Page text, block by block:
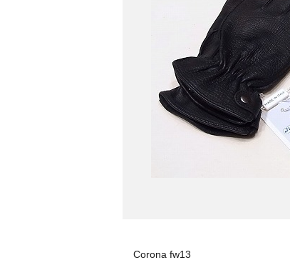
Corona fw13